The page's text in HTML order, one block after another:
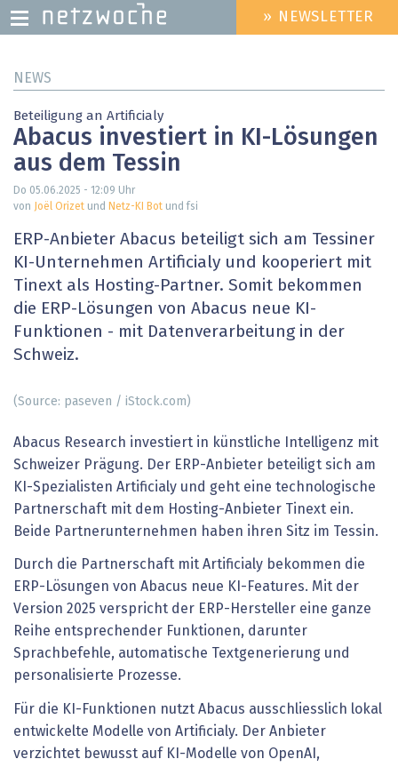
zum
HEADER
MENU
» NEWSLETTER
NEWS
Beteiligung an Artificialy
Abacus investiert in KI-Lösungen
aus dem Tessin
Do 05.06.2025 - 12:09 Uhr
von
Joël Orizet und Netz-KI Bot und fsi
ERP-Anbieter Abacus beteiligt sich am Tessiner
KI-Unternehmen Artificialy und kooperiert mit
Tinext als Hosting-Partner. Somit bekommen
die ERP-Lösungen von Abacus neue KI-
Funktionen - mit Datenverarbeitung in der
Schweiz.
(Source: paseven / iStock.com)
Abacus Research investiert in künstliche Intelligenz mit
Schweizer Prägung. Der ERP-Anbieter beteiligt sich am
KI-Spezialisten Artificialy und geht eine technologische
Partnerschaft mit dem Hosting-Anbieter Tinext ein.
Beide Partnerunternehmen haben ihren Sitz im Tessin.
Durch die Partnerschaft mit Artificialy bekommen die
ERP-Lösungen von Abacus neue KI-Features. Mit der
Version 2025 verspricht der ERP-Hersteller eine ganze
Reihe entsprechender Funktionen, darunter
Sprachbefehle, automatische Textgenerierung und
personalisierte Prozesse.
Für die KI-Funktionen nutzt Abacus ausschliesslich lokal
entwickelte Modelle von Artificialy. Der Anbieter
verzichtet bewusst auf KI-Modelle von OpenAI,